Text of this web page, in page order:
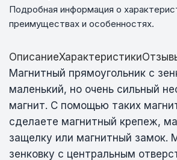
Подробная информация о
преимуществах и особенностях.
ОписаниеХарактеристики
Магнитный прямоугольник с
маленький, но очень сильный
магнит. С помощью таких
сделаете магнитный крепеж,
защелку или магнитный замок.
зенковку c центральным